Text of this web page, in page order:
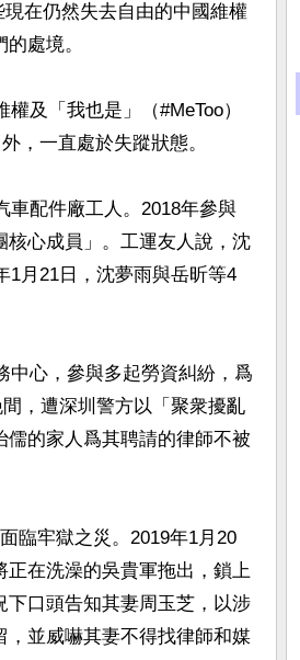
現在仍然失去自由的中國維權
處境。
及「我也是」（#MeToo）
，一直處於失蹤狀態。
車配件廠工人。2018年參與
心成員」。工運友人說，沈
1月21日，沈夢雨與岳昕等4
中心，參與多起勞資糾紛，爲
，遭深圳警方以「聚衆擾亂
的家人爲其聘請的律師不被
臨牢獄之災。2019年1月20
正在洗澡的吳貴軍拖出，鎖上
口頭告知其妻周玉芝，以涉
並威嚇其妻不得找律師和媒